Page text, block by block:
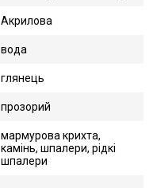
Акрилова
вода
глянець
прозорий
мармурова крихта,
камінь, шпалери, рідкі
шпалери